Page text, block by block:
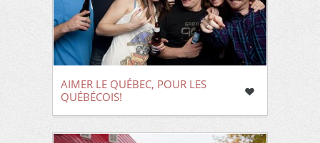
AIMER LE QUÉBEC, POUR LES
QUÉBÉCOIS!